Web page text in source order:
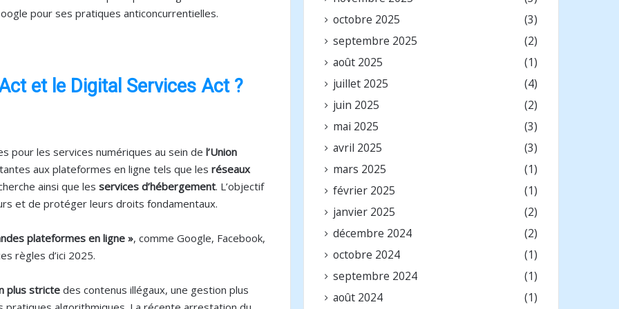
pour ses pratiques anticoncurrentielles.
et le Digital Services Act ?
pour les services numériques au sein de l’Union
aux plateformes en ligne tels que les réseaux
ainsi que les services d’hébergement. L’objectif
et de protéger leurs droits fondamentaux.
plateformes en ligne », comme Google, Facebook,
règles d’ici 2025.
plus stricte des contenus illégaux, une gestion plus
octobre 2025
(3)
septembre 2025
(2)
août 2025
(1)
juillet 2025
(4)
juin 2025
(2)
mai 2025
(3)
avril 2025
(3)
mars 2025
(1)
février 2025
(1)
janvier 2025
(2)
décembre 2024
(2)
octobre 2024
(1)
septembre 2024
(1)
août 2024
(1)